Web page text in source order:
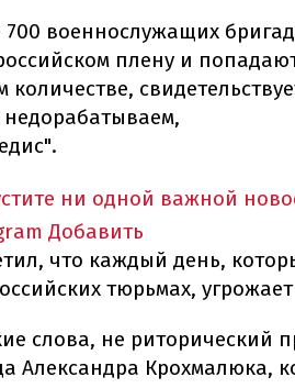
700 военнослужащих
плену и
ни одной важной
Добавить
что каждый день,
тюрьмах,
слова, не риторический
Александра Крохмалюка,